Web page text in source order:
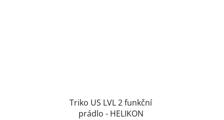
Triko US LVL 2 funkční
prádlo - HELIKON